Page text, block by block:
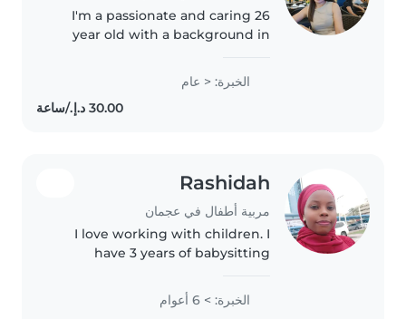
I'm a passionate and caring 26
year old with a background in
children's growth. I specialize in
working with preschoolers and
gradeschoolers, including those..
الخبرة: < عام
Rashidah
مربية أطفال في عجمان
I love working with children. I
have 3 years of babysitting
babies and toddlers. I also have
experience with children with
الخبرة: > 6 أعوام